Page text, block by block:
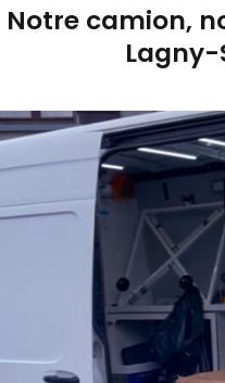
Notre camion,